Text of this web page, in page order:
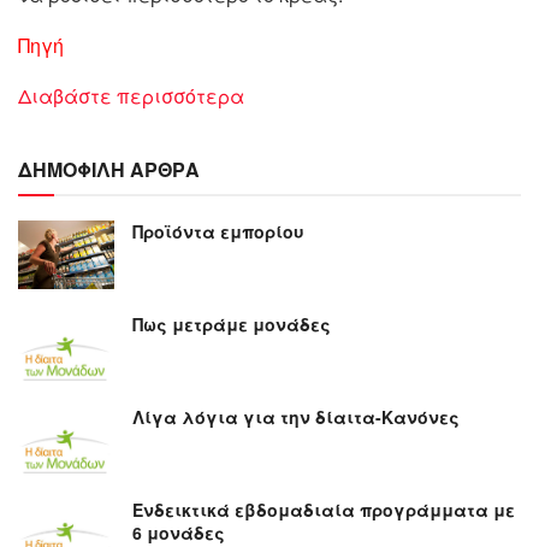
Πηγή
Διαβάστε περισσότερα
ΔΗΜΟΦΙΛΗ ΑΡΘΡΑ
Προϊόντα εμπορίου
Πως μετράμε μονάδες
Λίγα λόγια για την δίαιτα-Κανόνες
Ενδεικτικά εβδομαδιαία προγράμματα με
6 μονάδες